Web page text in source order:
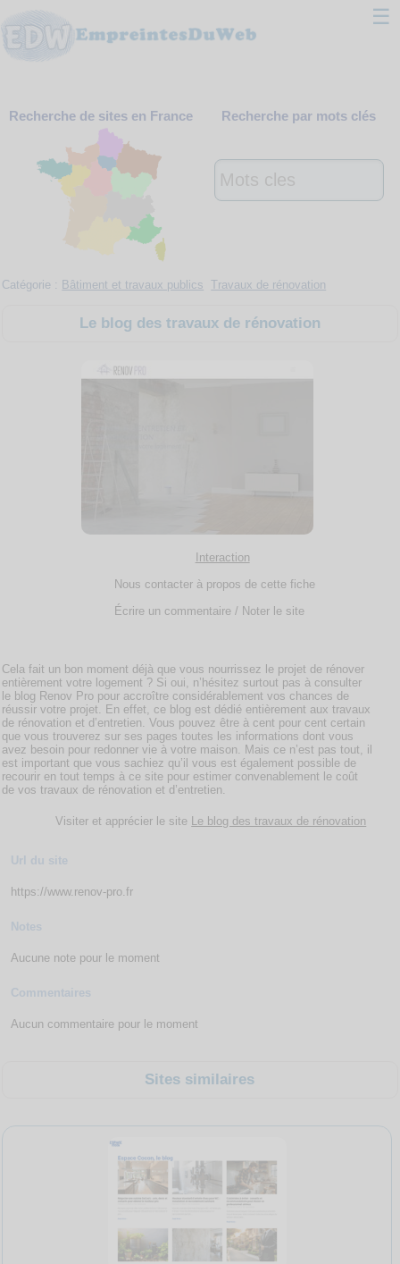
☰
Webmaster
Contact
Support
Recherche de sites en France Recherche par mots clés
Catégorie : Bâtiment et travaux publics Travaux de rénovation
Le blog des travaux de rénovation
Interaction
Nous contacter à propos de cette fiche
Écrire un commentaire / Noter le site
Cela fait un bon moment déjà que vous nourrissez le projet de rénover
entièrement votre logement ? Si oui, n’hésitez surtout pas à consulter
le blog Renov Pro pour accroître considérablement vos chances de
réussir votre projet. En effet, ce blog est dédié entièrement aux travaux
de rénovation et d’entretien. Vous pouvez être à cent pour cent certain
que vous trouverez sur ses pages toutes les informations dont vous
avez besoin pour redonner vie à votre maison. Mais ce n’est pas tout, il
est important que vous sachiez qu’il vous est également possible de
recourir en tout temps à ce site pour estimer convenablement le coût
de vos travaux de rénovation et d’entretien.
Visiter et apprécier le site Le blog des travaux de rénovation
Url du site
https://www.renov-pro.fr
Notes
Aucune note pour le moment
Commentaires
Aucun commentaire pour le moment
Sites similaires